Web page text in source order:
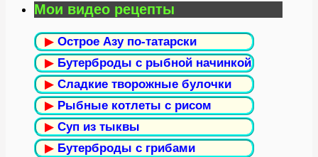
Мои видео рецепты
▶ Острое Азу по-татарски
▶ Бутерброды с рыбной начинкой
▶ Сладкие творожные булочки
▶ Рыбные котлеты с рисом
▶ Суп из тыквы
▶ Бутерброды с грибами